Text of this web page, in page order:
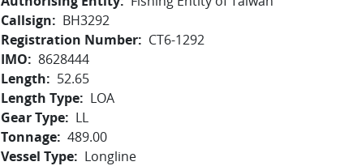
Callsign
BH3292
Registration Number
CT6-1292
IMO
8628444
Length
52.65
Length Type
LOA
Gear Type
LL
Tonnage 489.00
Vessel Type
Longline